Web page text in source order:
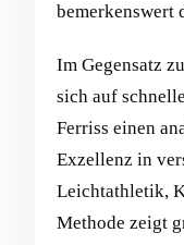
bemerkenswert
Im Gegensatz
sich auf
Ferriss einen
Exzellenz in
Leichtathletik,
Methode zeigt